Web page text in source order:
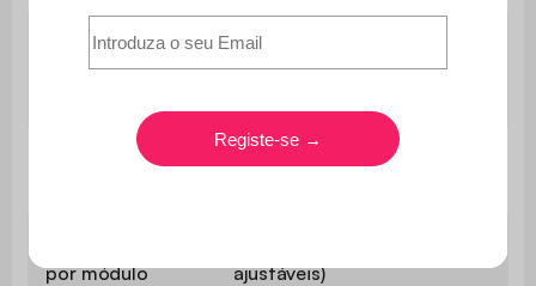
Montagem
O produto é fornecido em
kit para montagem. As
Matéria de
Aço inoxidável
por módulo
ajustáveis)